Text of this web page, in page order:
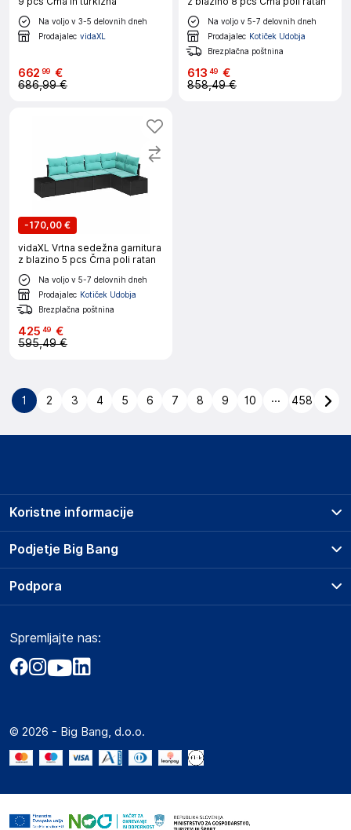
Na voljo v 3-5 delovnih dneh
Prodajalec vidaXL
662 99 €
686,99 €
Na voljo v 5-7 delovnih dneh
Prodajalec Kotiček Udobja
Brezplačna poštnina
613 49 €
858,49 €
-170,00 €
vidaXL Vrtna sedežna garnitura
z blazino 5 pcs Črna poli ratan
Na voljo v 5-7 delovnih dneh
Prodajalec Kotiček Udobja
Brezplačna poštnina
425 49 €
595,49 €
1 2 3 4 5 6 7 8 9 10 ... 458
Podjetje Big Bang
O podjetju
Obvestila za javnost
Akt o digitalnih storitvah
Marketplace za partnerje
Novosti
Koristne informacije
Prodajna mesta
Storitve
Dostava, vnos in odvoz
Zavarovanje izdelkov
Podpora
Marketplace
Kako oddati naročilo?
Spremljajte nas:
© 2026 - Big Bang, d.o.o.